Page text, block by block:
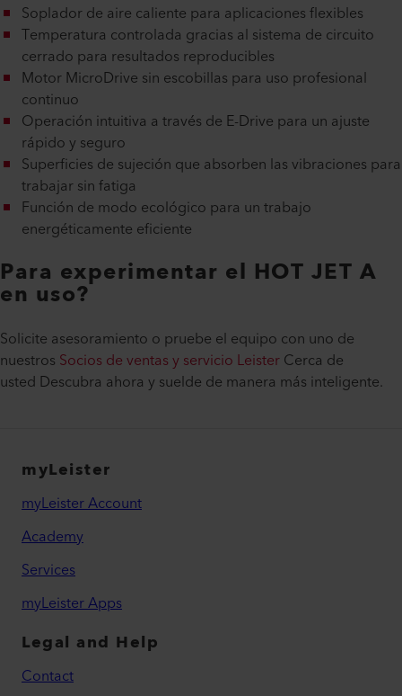
Soplador de aire caliente para aplicaciones flexibles
Temperatura controlada gracias al sistema de circuito
cerrado para resultados reproducibles
Motor MicroDrive sin escobillas para uso profesional
continuo
Operación intuitiva a través de E-Drive para un ajuste
rápido y seguro
Superficies de sujeción que absorben las vibraciones para
trabajar sin fatiga
Función de modo ecológico para un trabajo
energéticamente eficiente
Para experimentar el HOT JET A
en uso?
Solicite asesoramiento o pruebe el equipo con uno de
nuestros Socios de ventas y servicio LeisterCerca de
usted Descubra ahora y suelde de manera más inteligente.
myLeister
myLeister Account
Academy
Services
myLeister Apps
Legal and Help
Contact